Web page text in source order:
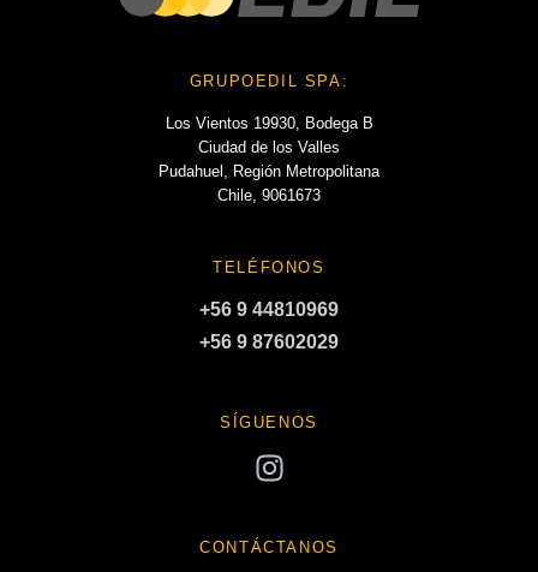
GRUPOEDIL SPA:
Los Vientos 19930, Bodega B
Ciudad de los Valles
Pudahuel, Región Metropolitana
Chile, 9061673
TELÉFONOS
+56 9 44810969
+56 9 87602029
SÍGUENOS
CONTÁCTANOS